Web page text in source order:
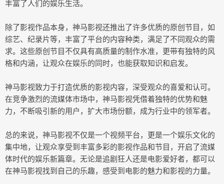
丰富了人们的娱乐生活。
除了影视作品本身，神马影视还推出了许多优质的原创节目，如
综艺、纪录片等，丰富了平台的内容种类，满足了不同观众的需
求。这些原创节目不仅具有高质量的制作水准，更带有独特的风
格和内涵，让观众在娱乐的同时，也能获取知识和启发。
神马影视致力于打造优质的影视内容，深受观众的喜爱和认可。
在竞争激烈的流媒体市场中，神马影视凭借着独特的优势和魅
力，不断吸引新的用户，扩大市场份额，成为行业中的领军者。
总的来说，神马影视不仅是一个视频平台，更是一个娱乐文化的
集中地，让观众享受到丰富多彩的影视作品和节目，开启了流媒
体时代的娱乐新篇章。无论是追剧狂人还是电影爱好者，都可以
在神马影视找到自己的乐趣，感受到电影的魅力和影视的力量。